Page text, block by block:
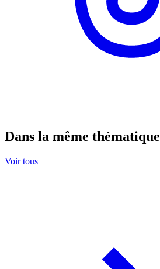
Dans la même thématique
Voir tous